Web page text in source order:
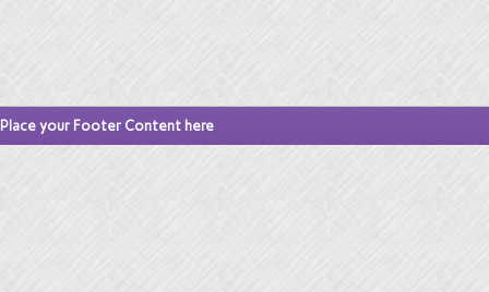
Place your Footer Content here